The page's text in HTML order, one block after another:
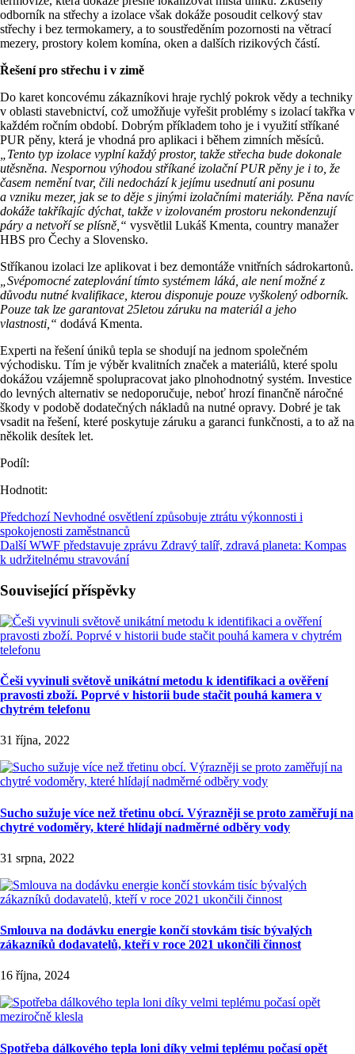
odborník na střechy a izolace však dokáže posoudit celkový stav
střechy i bez termokamery, a to soustředěním pozornosti na větrací
mezery, prostory kolem komína, oken a dalších rizikových částí.
Řešení pro střechu i v zimě
Do karet koncovému zákazníkovi hraje rychlý pokrok vědy a techniky
v oblasti stavebnictví, což umožňuje vyřešit problémy s izolací takřka v
každém ročním období. Dobrým příkladem toho je i využití stříkané
PUR pěny, která je vhodná pro aplikaci i během zimních měsíců.
„Tento typ izolace vyplní každý prostor, takže střecha bude dokonale
utěsněna. Nespornou výhodou stříkané izolační PUR pěny je i to, že
časem nemění tvar, čili nedochází k jejímu usednutí ani posunu
a vzniku mezer, jak se to děje s jinými izolačními materiály. Pěna navíc
dokáže takříkajíc dýchat, takže v izolovaném prostoru nekondenzují
páry a netvoří se plísně,“ vysvětlil Lukáš Kmenta, country manažer
HBS pro Čechy a Slovensko.
Stříkanou izolaci lze aplikovat i bez demontáže vnitřních sádrokartonů.
„Svépomocné zateplování tímto systémem láká, ale není možné z
důvodu nutné kvalifikace, kterou disponuje pouze vyškolený odborník.
Pouze tak lze garantovat 25letou záruku na materiál a jeho
vlastnosti,“ dodává Kmenta.
Experti na řešení úniků tepla se shodují na jednom společném
východisku. Tím je výběr kvalitních značek a materiálů, které spolu
dokážou vzájemně spolupracovat jako plnohodnotný systém. Investice
do levných alternativ se nedoporučuje, neboť hrozí finančně náročné
škody v podobě dodatečných nákladů na nutné opravy. Dobré je tak
vsadit na řešení, které poskytuje záruku a garanci funkčnosti, a to až na
několik desítek let.
Podíl:
Hodnotit:
Předchozí Nevhodné osvětlení způsobuje ztrátu výkonnosti i
spokojenosti zaměstnanců
Další WWF představuje zprávu Zdravý talíř, zdravá planeta: Kompas
k udržitelnému stravování
Související příspěvky
Češi vyvinuli světově unikátní metodu k identifikaci a ověření
pravosti zboží. Poprvé v historii bude stačit pouhá kamera v
chytrém telefonu
31 října, 2022
Sucho sužuje více než třetinu obcí. Výrazněji se proto zaměřují na
chytré vodoměry, které hlídají nadměrné odběry vody
31 srpna, 2022
Smlouva na dodávku energie končí stovkám tisíc bývalých
zákazníků dodavatelů, kteří v roce 2021 ukončili činnost
16 října, 2024
Spotřeba dálkového tepla loni díky velmi teplému počasí opět